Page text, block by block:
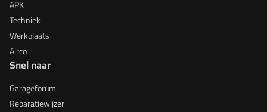
APK
Techniek
Werkplaats
Airco
Snel naar
Garageforum
Reparatiewijzer